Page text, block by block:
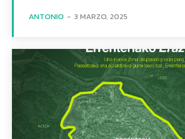
ANTONIO - 3 MARZO, 2025